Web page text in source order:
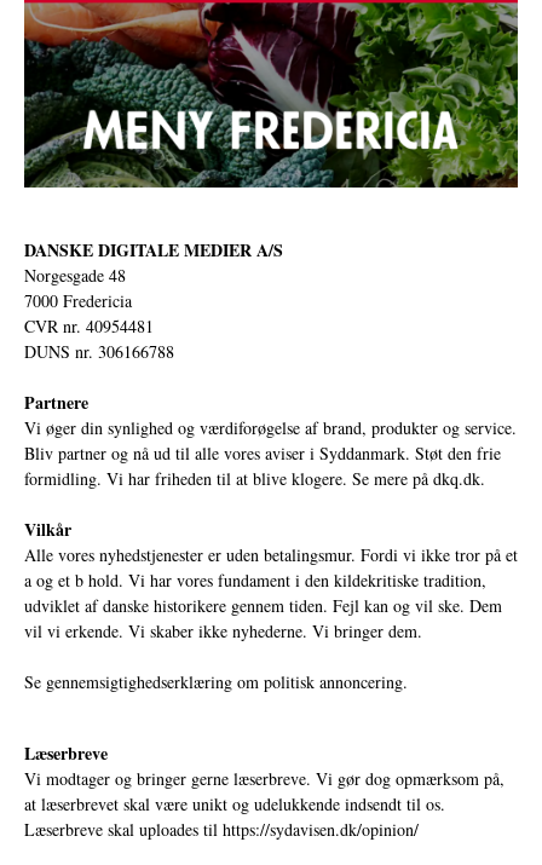
DANSKE DIGITALE MEDIER A/S
Norgesgade 48
7000 Fredericia
CVR nr. 40954481
DUNS nr. 306166788
Partnere
Vi øger din synlighed og værdiforøgelse af brand, produkter og service.
Bliv partner og nå ud til alle vores aviser i Syddanmark. Støt den frie
formidling. Vi har friheden til at blive klogere. Se mere på dkq.dk.
Vilkår
Alle vores nyhedstjenester er uden betalingsmur. Fordi vi ikke tror på et
a og et b hold. Vi har vores fundament i den kildekritiske tradition,
udviklet af danske historikere gennem tiden. Fejl kan og vil ske. Dem
vil vi erkende. Vi skaber ikke nyhederne. Vi bringer dem.
Se gennemsigtighedserklæring om politisk annoncering.
Læserbreve
Vi modtager og bringer gerne læserbreve. Vi gør dog opmærksom på,
at læserbrevet skal være unikt og udelukkende indsendt til os.
Læserbreve skal uploades til https://sydavisen.dk/opinion/